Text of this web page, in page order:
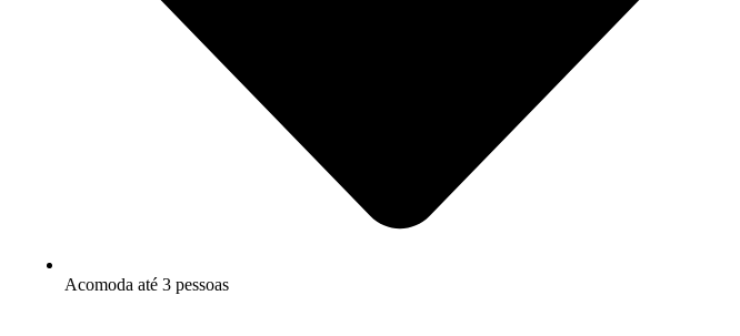
Acomoda até 3 pessoas